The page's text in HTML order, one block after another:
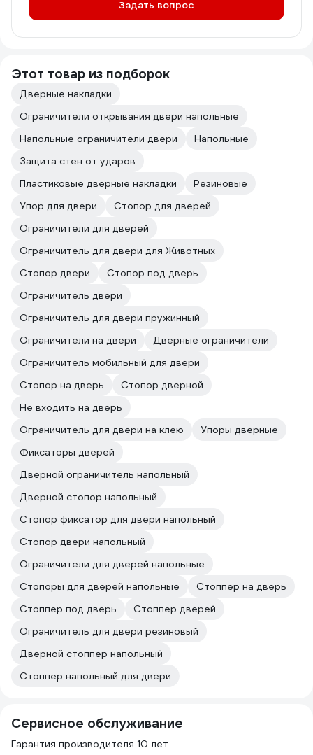
Задать вопрос
Этот товар из подборок
Дверные накладки
Ограничители открывания двери напольные
Напольные ограничители двери
Напольные
Защита стен от ударов
Пластиковые дверные накладки
Резиновые
Упор для двери
Стопор для дверей
Ограничители для дверей
Ограничитель для двери для Животных
Стопор двери
Стопор под дверь
Ограничитель двери
Ограничитель для двери пружинный
Ограничители на двери
Дверные ограничители
Ограничитель мобильный для двери
Стопор на дверь
Стопор дверной
Не входить на дверь
Ограничитель для двери на клею
Упоры дверные
Фиксаторы дверей
Дверной ограничитель напольный
Дверной стопор напольный
Стопор фиксатор для двери напольный
Стопор двери напольный
Ограничители для дверей напольные
Стопоры для дверей напольные
Стоппер на дверь
Стоппер под дверь
Стоппер дверей
Ограничитель для двери резиновый
Дверной стоппер напольный
Стоппер напольный для двери
Сервисное обслуживание
Гарантия производителя 10 лет